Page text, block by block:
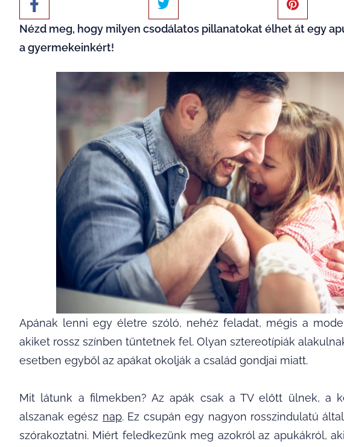
Nézd meg, hogy milyen csodálatos pillanatokat élhet át egy
a gyermekeinkért!
Apának lenni egy életre szóló, nehéz feladat, mégis a
akiket rossz színben tűntetnek fel. Olyan sztereotípiák
esetben egyből az apákat okolják a család gondjai miatt.
Mit látunk a filmekben? Az apák csak a TV előtt ülnek, a
alszanak egész nap. Ez csupán egy nagyon rosszindulatú
szórakoztatni. Miért feledkezünk meg azokról az apukákról,